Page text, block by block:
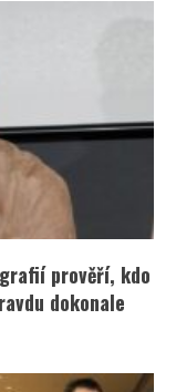
prověří, kdo
dokonale